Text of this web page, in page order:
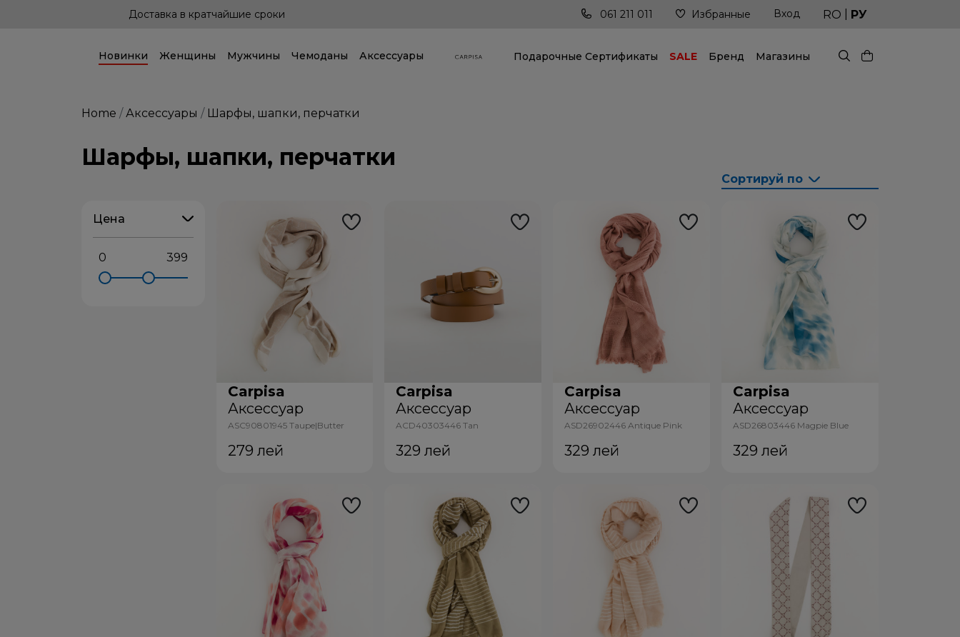
Доставка по всей стране! Последние тренды всегда под рукой! Доставка в кратчайшие сроки
061 211 011 Избранные Вход RO РУ
Новинки Женщины Мужчины Чемоданы Аксессуары Подарочные Cертификаты SALE Бренд Магазины
Home Аксессуары Шарфы, шапки, перчатки
Шарфы, шапки, перчатки
Сортируй по
Цена
Carpisa
Аксессуар
ASC90801945 Taupe|Butter
279 лей
Carpisa
Аксессуар
ACD40303446 Tan
329лей
Carpisa
Аксессуар
ASD26902446 Antique Pink
329лей
Carpisa
Аксессуар
ASD26803446 Magpie Blue
Multicolour
329лей